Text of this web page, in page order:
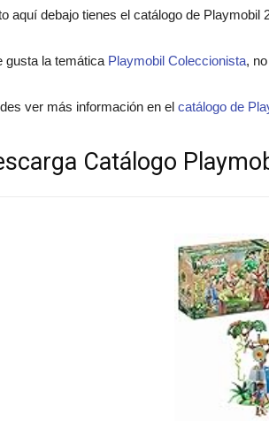
aquí debajo tienes el catálogo de Playmobil
gusta la temática Playmobil Coleccionista,
ver más información en el catálogo de
Catálogo